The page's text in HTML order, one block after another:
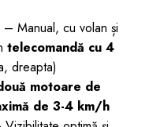
– Manual, cu volan și
telecomandă cu 4
dreapta)
motoare de
de 3-4 km/h